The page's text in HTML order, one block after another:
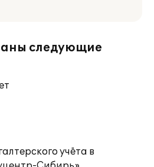
следующие
учёта в